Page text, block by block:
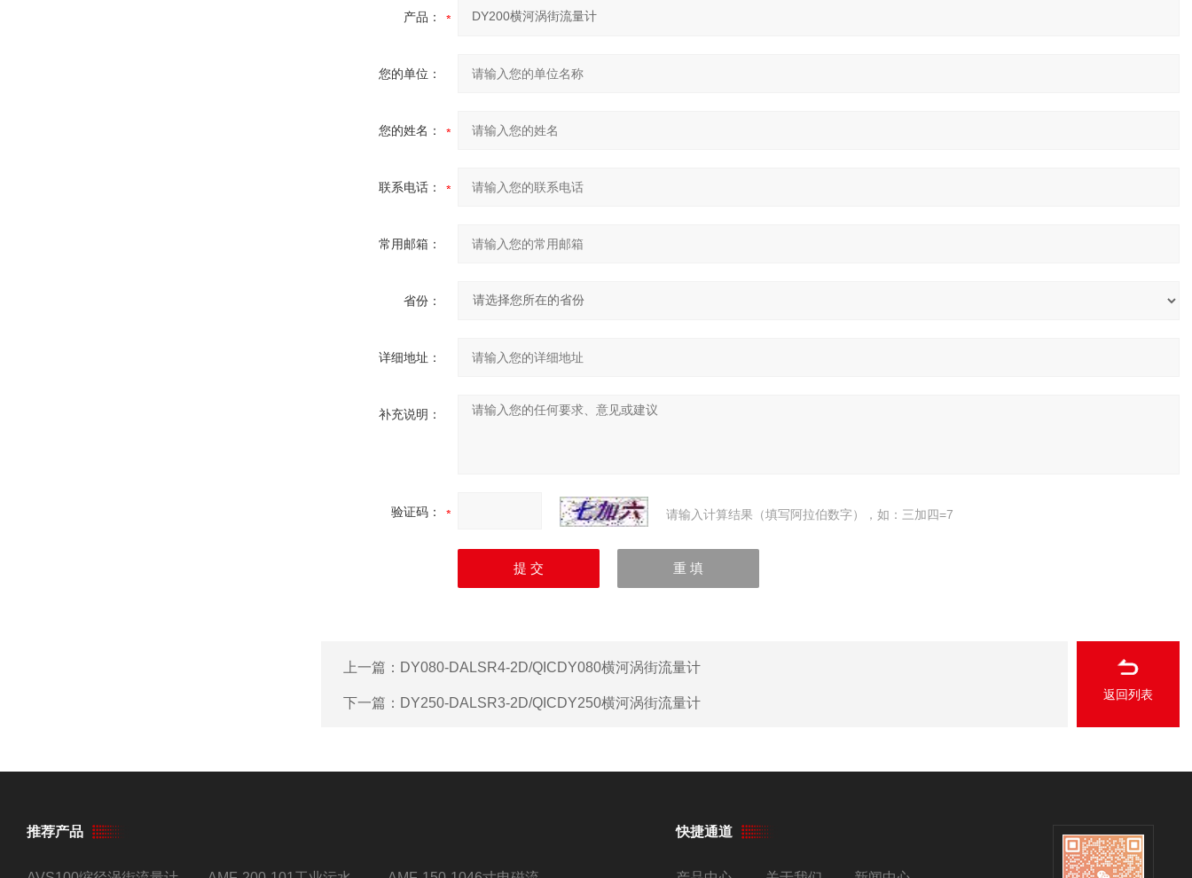
产品：
您的单位：
您的姓名：
联系电话：
常用邮箱：
省份：
详细地址：
补充说明：
验证码： 请输入计算结果（填写阿拉伯数字），如：三加四=7
上一篇： DY080-DALSR4-2D/QICDY080横河涡街流量计
下一篇： DY250-DALSR3-2D/QICDY250横河涡街流量计
返回列表
推荐产品 快捷通道